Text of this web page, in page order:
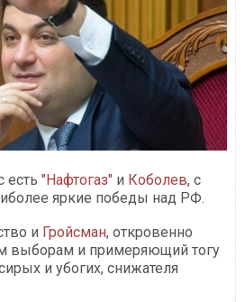
есть "Нафтогаз" и Коболев, с
яркие победы над РФ.
и Гройсман, откровенно
выборам и примеряющий тогу
и убогих, снижателя